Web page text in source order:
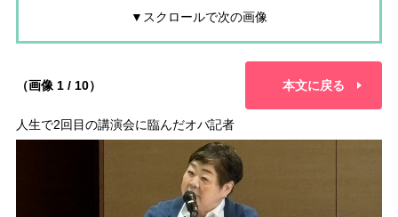
▼スクロールで次の画像
（画像 1 / 10） 本文に戻る
人生で2回目の講演会に臨んだオバ記者